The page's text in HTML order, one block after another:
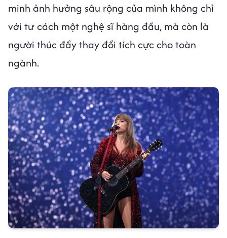
minh ảnh hưởng sâu rộng của mình không chỉ
với tư cách một nghệ sĩ hàng đầu, mà còn là
người thúc đẩy thay đổi tích cực cho toàn
ngành.